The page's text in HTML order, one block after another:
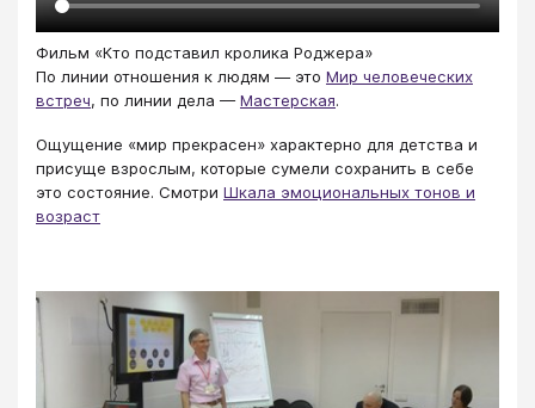
Фильм «Кто подставил кролика Роджера»
По линии отношения к людям — это Мир человеческих
встреч, по линии дела —Мастерская.
Ощущение «мир прекрасен» характерно для детства и
присуще взрослым, которые сумели сохранить в себе
это состояние. Смотри Шкала эмоциональных тонов и
возраст